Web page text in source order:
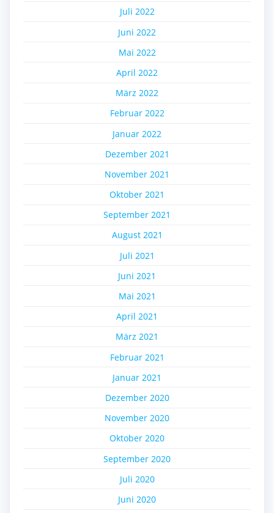
Juli 2022
Juni 2022
Mai 2022
April 2022
März 2022
Februar 2022
Januar 2022
Dezember 2021
November 2021
Oktober 2021
September 2021
August 2021
Juli 2021
Juni 2021
Mai 2021
April 2021
März 2021
Februar 2021
Januar 2021
Dezember 2020
November 2020
Oktober 2020
September 2020
Juli 2020
Juni 2020